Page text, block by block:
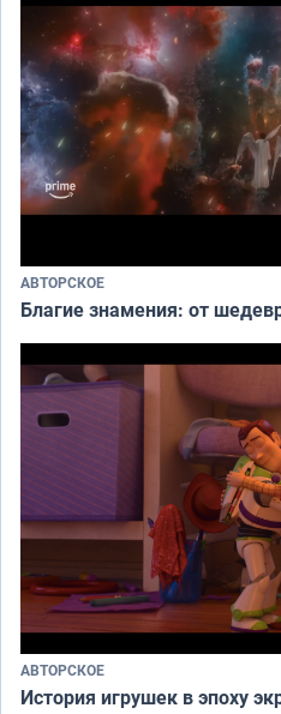
АВТОРСКОЕ
Благие знамения: от
АВТОРСКОЕ
История игрушек в эпоху